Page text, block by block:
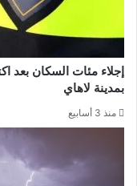
إجلاء مئات السكان
بمدينة لاهاي
منذ 3 أسابيع